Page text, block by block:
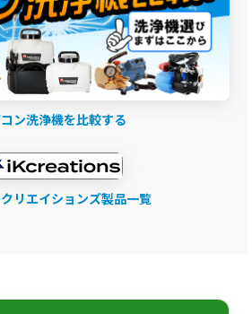
ン洗浄機を比較する
リエイションズ製品一覧